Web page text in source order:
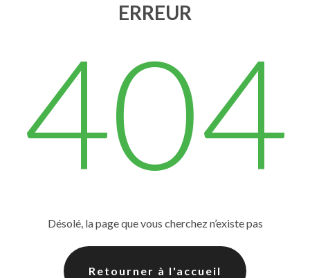
ERREUR
404
Désolé, la page que vous cherchez n’existe pas
Retourner à l'accueil